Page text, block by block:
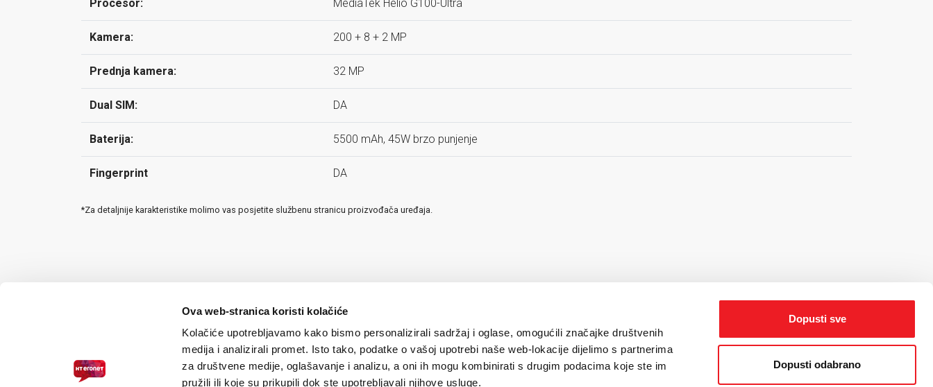
Ova web-stranica koristi kolačiće
Kolačiće upotrebljavamo kako bismo personalizirali sadržaj i oglase, omogućili značajke društvenih
medija i analizirali promet. Isto tako, podatke o vašoj upotrebi naše web-lokacije dijelimo s partnerima
za društvene medije, oglašavanje i analizu, a oni ih mogu kombinirati s drugim podacima koje ste im
pružili ili koje su prikupili dok ste upotrebljavali njihove usluge.
Dopusti sve
Dopusti odabrano
Procesor: MediaTek Helio G100-Ultra
Kamera: 200 + 8 + 2 MP
Prednja kamera: 32 MP
Dual SIM: DA
Baterija: 5500 mAh, 45W brzo punjenje
Fingerprint DA
*Za detaljnije karakteristike molimo vas posjetite službenu stranicu proizvođača uređaja.